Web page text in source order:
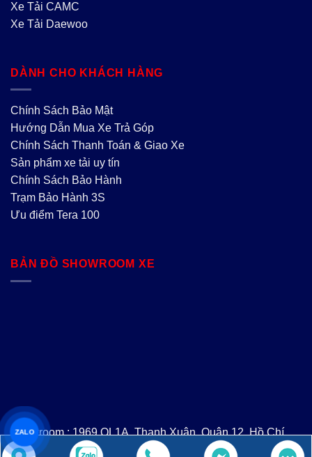
Xe Tải CAMC
Xe Tải Daewoo
DÀNH CHO KHÁCH HÀNG
Chính Sách Bảo Mật
Hướng Dẫn Mua Xe Trả Góp
Chính Sách Thanh Toán & Giao Xe
Sản phẩm xe tải uy tín
Chính Sách Bảo Hành
Trạm Bảo Hành 3S
Ưu điểm Tera 100
BẢN ĐỒ SHOWROOM XE
Showroom : 1969 QL1A, Thạnh Xuân, Quận 12, Hồ Chí
Minh
ZALO